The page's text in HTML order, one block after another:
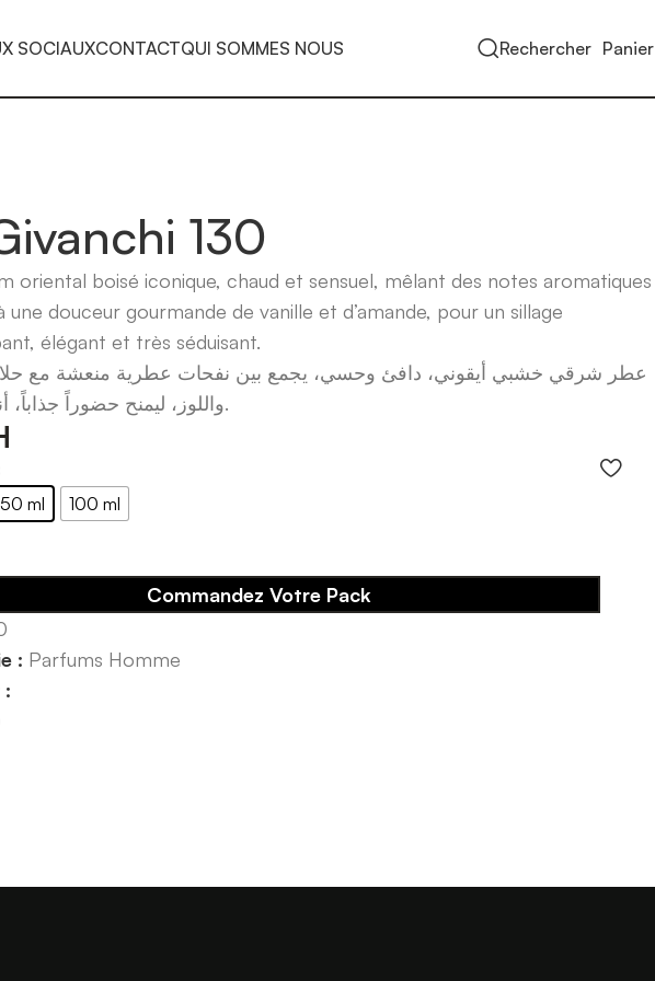
SOCIAUXCONTACTQUI SOMMES NOUS Rechercher Panier
130
oriental boisé iconique, chaud et sensuel, mêlant des notes aromatiques
une douceur gourmande de vanille et d’amande, pour un sillage
élégant et très séduisant.
عطر شرقي خشبي أيقوني، دافئ وحسي، يجمع بين نفحات عطرية منعشة مع حلاوة
واللوز، ليمنح حضوراً جذاباً، أنيقاً ومغرياً.
50 ml 100 ml
Commandez Votre Pack
: Parfums Homme
: